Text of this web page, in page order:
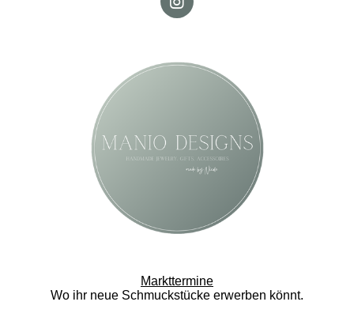
I
a
Markttermine
Wo ihr neue Schmuckstücke erwerben könnt.